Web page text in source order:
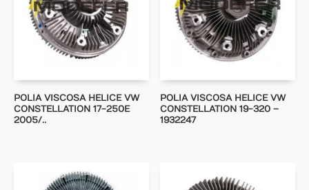
POLIA VISCOSA HELICE VW
CONSTELLATION 17-250E
2005/..
POLIA VISCOSA HELICE VW
CONSTELLATION 19-320 –
1932247